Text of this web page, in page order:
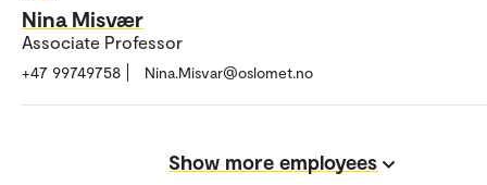
Nina Misvær
Associate Professor
+47 99749758 Nina.Misvar@oslomet.no
Show more employees